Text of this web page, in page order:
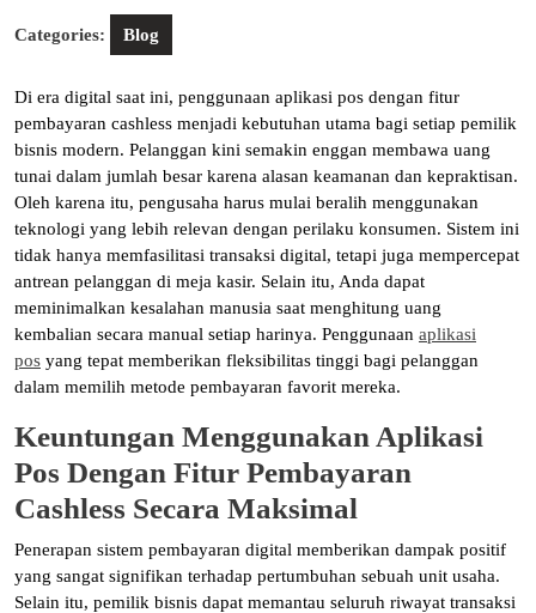
Categories: Blog
Di era digital saat ini, penggunaan aplikasi pos dengan fitur
pembayaran cashless menjadi kebutuhan utama bagi setiap pemilik
bisnis modern. Pelanggan kini semakin enggan membawa uang
tunai dalam jumlah besar karena alasan keamanan dan kepraktisan.
Oleh karena itu, pengusaha harus mulai beralih menggunakan
teknologi yang lebih relevan dengan perilaku konsumen. Sistem ini
tidak hanya memfasilitasi transaksi digital, tetapi juga mempercepat
antrean pelanggan di meja kasir. Selain itu, Anda dapat
meminimalkan kesalahan manusia saat menghitung uang
kembalian secara manual setiap harinya. Penggunaan aplikasi
pos yang tepat memberikan fleksibilitas tinggi bagi pelanggan
dalam memilih metode pembayaran favorit mereka.
Keuntungan Menggunakan Aplikasi
Pos Dengan Fitur Pembayaran
Cashless Secara Maksimal
Penerapan sistem pembayaran digital memberikan dampak positif
yang sangat signifikan terhadap pertumbuhan sebuah unit usaha.
Selain itu, pemilik bisnis dapat memantau seluruh riwayat transaksi